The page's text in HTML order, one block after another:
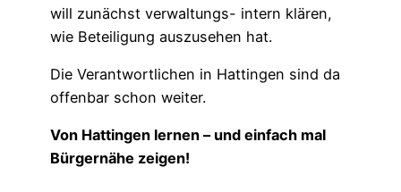
will zunächst verwaltungs- intern klären,
wie Beteiligung auszusehen hat.
Die Verantwortlichen in Hattingen sind da
offenbar schon weiter.
Von Hattingen lernen – und einfach mal
Bürgernähe zeigen!